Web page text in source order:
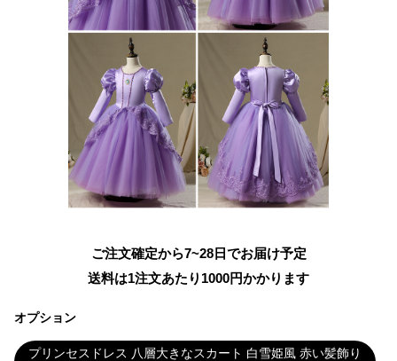
ご注文確定から7~28日でお届け予定
送料は1注文あたり 1000円かかります
オプション
プリンセスドレス 八層大きなスカート 白雪姫風 赤い髪飾り